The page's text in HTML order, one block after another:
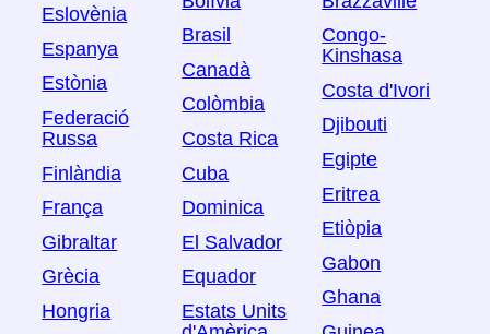
Eslovènia
Espanya
Estònia
Federació
Russa
Finlàndia
França
Gibraltar
Grècia
Hongria
Brasil
Canadà
Colòmbia
Costa Rica
Cuba
Dominica
El Salvador
Equador
Estats Units
Congo-
Kinshasa
Costa d'Ivori
Djibouti
Egipte
Eritrea
Etiòpia
Gabon
Ghana